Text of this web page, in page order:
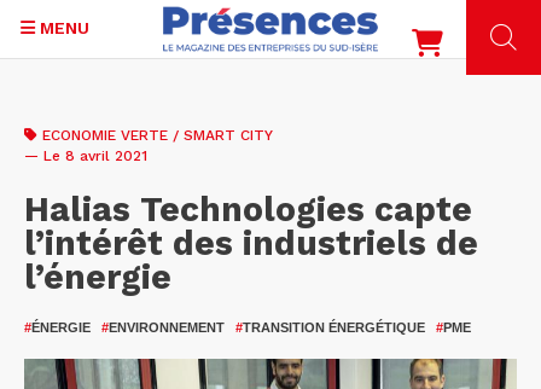
contenu
MENU
ECONOMIE VERTE / SMART CITY
— Le 8 avril 2021
Halias Technologies capte
l’intérêt des industriels de
l’énergie
#ÉNERGIE #ENVIRONNEMENT #TRANSITION ÉNERGÉTIQUE #PME